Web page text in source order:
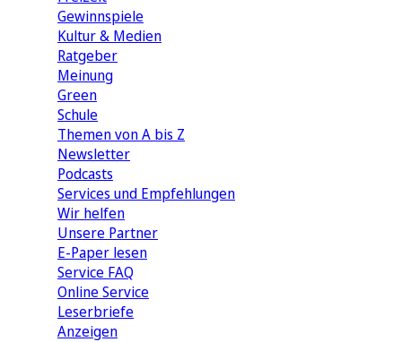
Gewinnspiele
Kultur & Medien
Ratgeber
Meinung
Green
Schule
Themen von A bis Z
Newsletter
Podcasts
Services und Empfehlungen
Wir helfen
Unsere Partner
E-Paper lesen
Service FAQ
Online Service
Leserbriefe
Anzeigen